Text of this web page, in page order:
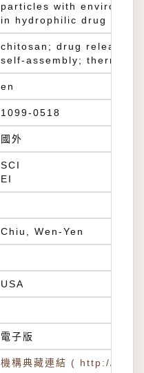
particles with
in hydrophilic drug
chitosan; drug release;
self-assembly; thermo-
en
1099-0518
國外
SCI
EI
Chiu, Wen-Yen
USA
電子版
機構典藏連結 ( http://